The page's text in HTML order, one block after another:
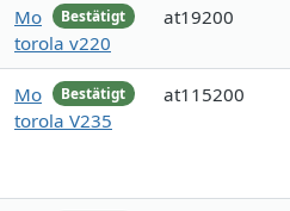
Bestätigt
Mo
torola v220
at19200
Bestätigt
Mo
torola V235
at115200